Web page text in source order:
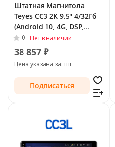
Штатная Магнитола
Teyes CC3 2К 9.5" 4/32Гб
(Android 10, 4G, DSP,
QLed) для Toyota Land
Cruiser Prado 150 Series
2009 - 2013 Тип-B
0 Нет в наличии
38 857 ₽
Цена указана за: шт
Подписаться